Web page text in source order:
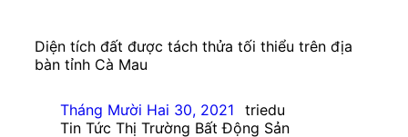
Diện tích đất được tách thửa tối thiểu trên địa
bàn tỉnh Cà Mau
Tháng Mười Hai 30, 2021
triedu
Tin Tức Thị Trường Bất Động Sản